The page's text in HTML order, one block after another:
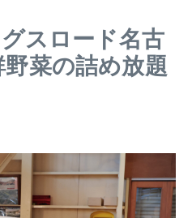
スロード名古
菜の詰め放題